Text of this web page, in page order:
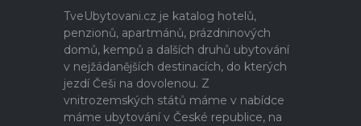
TveUbytovani.cz je katalog hotelů,
penzionů, apartmánů, prázdninových
domů, kempů a dalších druhů ubytování
v nejžádanějších destinacích, do kterých
jezdí Češi na dovolenou. Z
vnitrozemských států máme v nabídce
máme ubytování v České republice, na